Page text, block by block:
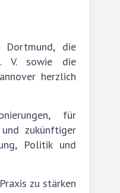
Dortmund, die
V. sowie die
herzlich
für
zukünftiger
Politik und
zu stärken